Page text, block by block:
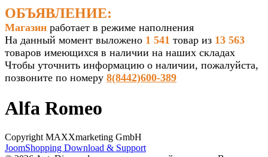
ОБЪЯВЛЕНИЕ:
Магазин работает в режиме наполнения
На данный момент выложено 1 541 товар из 13 563
товаров имеющихся в наличии на наших складах
Чтобы уточнить информацию о наличии, пожалуйста,
позвоните по номеру 8(8442)600-389
Alfa Romeo
Copyright MAXXmarketing GmbH
JoomShopping Download & Support